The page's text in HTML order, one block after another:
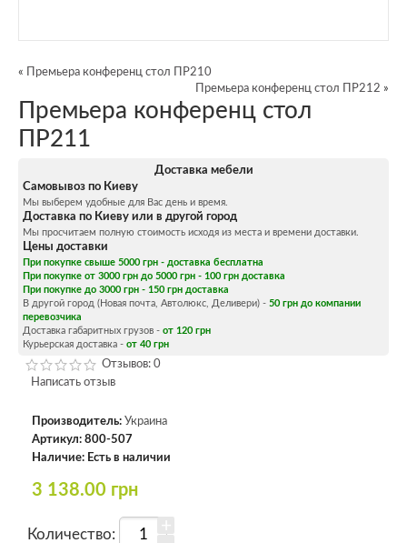
«
Премьера конференц стол ПР210
Премьера конференц стол ПР212 »
Премьера конференц стол
ПР211
Доставка мебели
Самовывоз по Киеву
Мы выберем удобные для Вас день и время.
Доставка по Киеву или в другой город
Мы просчитаем полную стоимость исходя из места и времени доставки.
Цены доставки
При покупке свыше 5000 грн - доставка бесплатна
При покупке от 3000 грн до 5000 грн - 100 грн доставка
При покупке до 3000 грн - 150 грн доставка
В другой город (Новая почта, Автолюкс, Деливери) - 50 грн до компании
перевозчика
Доставка габаритных грузов - от 120 грн
Курьерская доставка - от 40 грн
Отзывов: 0
Написать отзыв
Производитель: Украина
Артикул: 800-507
Наличие: Есть в наличии
3 138.00 грн
Количество: